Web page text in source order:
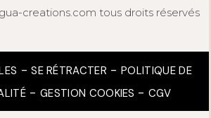
creations.com tous droits réservés
SE RÉTRACTER
POLITIQUE DE
GESTION COOKIES CGV